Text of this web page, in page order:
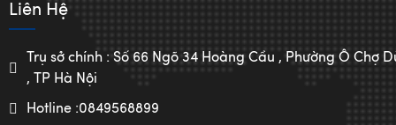
Liên Hệ
Trụ sở chính : Số 66 Ngõ 34 Hoàng Cầu , Phường Ô Chợ
, TP Hà Nội
Hotline :0849568899